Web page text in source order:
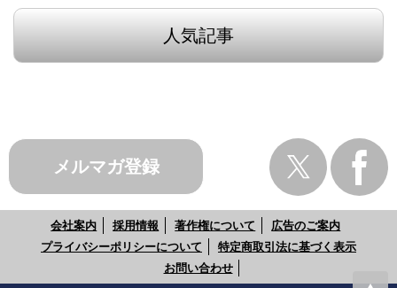
人気記事
メルマガ登録
会社案内 採用情報 著作権について
広告のご案内
プライバシーポリシーについて
特定商取引法に基づく表示
お問い合わせ